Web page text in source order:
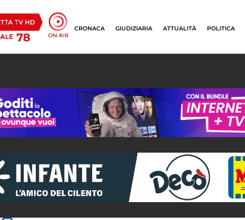
CRONACA GIUDIZIARIA ATTUALITÀ POLITICA